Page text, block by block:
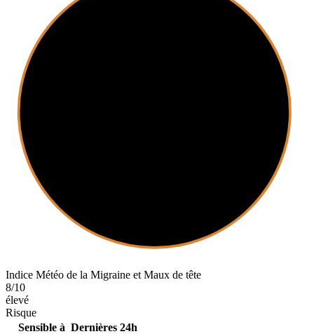
Indice Météo de la Migraine et Maux de tête
8/10
élevé
Risque
Sensible à Dernières 24h